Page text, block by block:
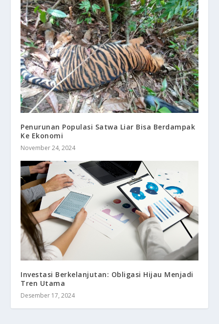
Penurunan Populasi Satwa Liar Bisa Berdampak
Ke Ekonomi
November 24, 2024
Investasi Berkelanjutan: Obligasi Hijau Menjadi
Tren Utama
Desember 17, 2024